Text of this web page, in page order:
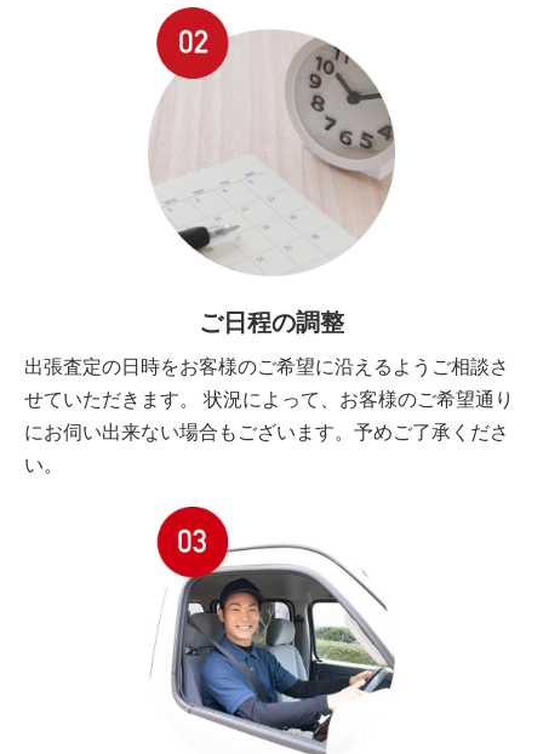
ご日程の調整
出張査定の日時をお客様のご希望に沿えるようご相談さ
せていただきます。 状況によって、お客様のご希望通り
にお伺い出来ない場合もございます。予めご了承くださ
い。